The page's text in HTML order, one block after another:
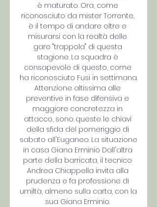
è maturato. Ora, come
riconosciuto da mister Torrente,
è il tempo di andare oltre e
misurarsi con la realtà delle
gare "trappola" di questa
stagione. La squadra è
consapevole di questo, come
ha riconosciuto Fusi in settimana.
Attenzione altissima alle
preventive in fase difensiva e
maggiore concretezza in
attacco, sono queste le chiavi
della sfida del pomeriggio di
sabato all'Euganeo. La situazione
in casa Giana Erminio Dall'altra
parte della barricata, il tecnico
Andrea Chiappella invita alla
prudenza e fa professione di
umiltà, almeno sulla carta, con la
sua Giana Erminio.